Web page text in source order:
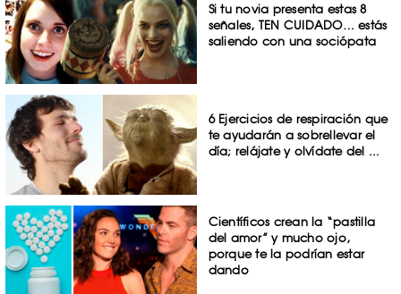
Si tu novia presenta estas 8
señales, TEN CUIDADO… estás
saliendo con una sociópata
6 Ejercicios de respiración que
te ayudarán a sobrellevar el
día; relájate y olvídate del ...
Científicos crean la “pastilla
del amor” y mucho ojo,
porque te la podrían estar
dando